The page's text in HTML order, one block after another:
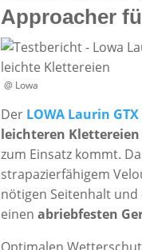
Approacher
@ Lowa
Der LOWA Laurin GTX
leichteren
zum Einsatz kommt.
strapazierfähigem
nötigen Seitenhalt
einenabriebfesten
Optimalen